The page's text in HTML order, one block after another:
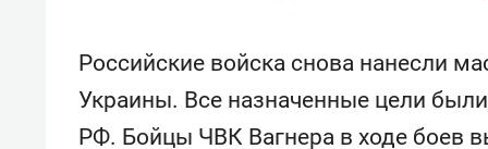
Российские войска снова нанесли
Украины. Все назначенные цели
РФ. Бойцы ЧВК Вагнера в ходе боев
Рекомендуем
«В банкротствах сегодня
ищут не активы, а людей,
которые ими управляли. Они
Опыт
с